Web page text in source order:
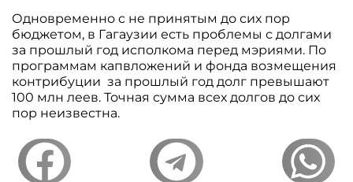
Одновременно с не принятым до сих пор
бюджетом, в Гагаузии есть проблемы с долгами
за прошлый год исполкома перед мэриями. По
программам капвложений и фонда возмещения
контрибуции за прошлый год долг превышают
100 млн леев. Точная сумма всех долгов до сих
пор неизвестна.